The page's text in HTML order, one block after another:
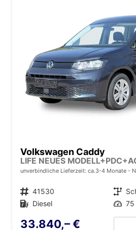
Volkswagen Caddy
unverbindliche Lieferzeit: ca.3-4 Monate
Fahrzeugnr. 41530 Getriebe
Kraftstoff Diesel Leistung 75
33.840,– €